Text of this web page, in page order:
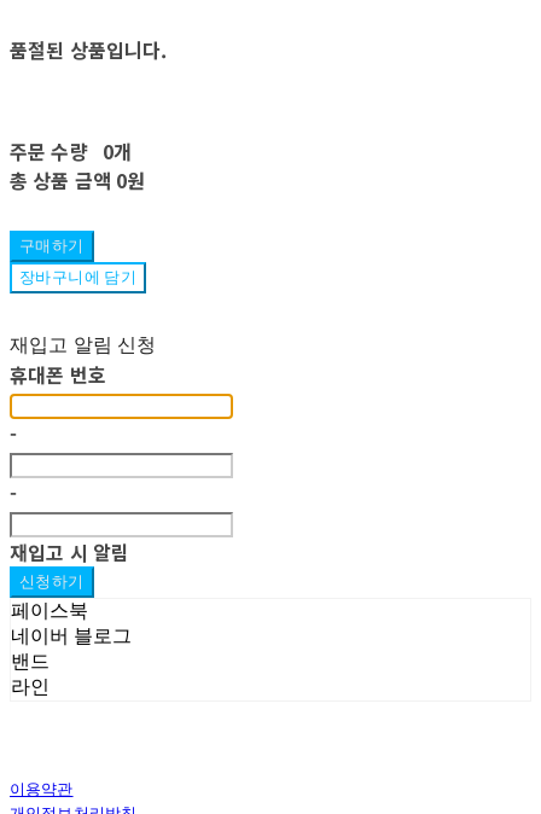
품절된 상품입니다.
주문 수량 0개
총 상품 금액 0원
구매하기
장바구니에 담기
재입고 알림 신청
휴대폰 번호
-
-
재입고 시 알림
신청하기
페이스북
네이버 블로그
밴드
라인
이용약관